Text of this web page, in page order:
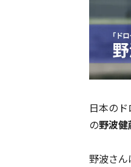
日本の
の野波
野波さ